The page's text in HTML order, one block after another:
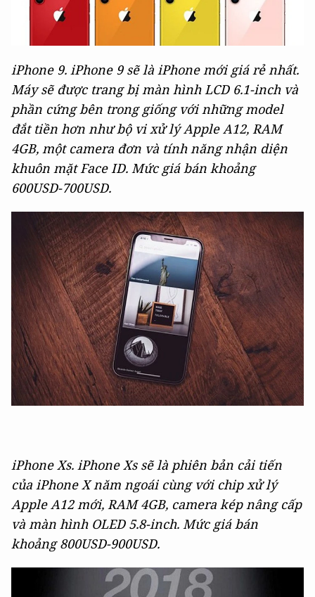
iPhone 9. iPhone 9 sẽ là iPhone mới giá rẻ nhất.
Máy sẽ được trang bị màn hình LCD 6.1-inch và
phần cứng bên trong giống với những model
đắt tiền hơn như bộ vi xử lý Apple A12, RAM
4GB, một camera đơn và tính năng nhận diện
khuôn mặt Face ID. Mức giá bán khoảng
600USD-700USD.
iPhone Xs. iPhone Xs sẽ là phiên bản cải tiến
của iPhone X năm ngoái cùng với chip xử lý
Apple A12 mới, RAM 4GB, camera kép nâng cấp
và màn hình OLED 5.8-inch. Mức giá bán
khoảng 800USD-900USD.